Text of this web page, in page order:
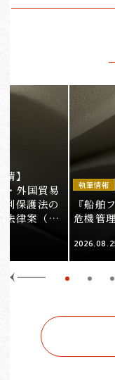
】
外国貿易
利保護法の
法律案（そ
執筆情報
『船舶
危機管理